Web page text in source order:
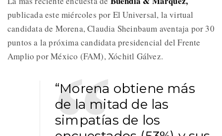
publicada este miércoles por El Universal, la virtual
candidata de Morena, Claudia Sheinbaum aventaja por 30
puntos a la próxima candidata presidencial del Frente
Amplio por México (FAM), Xóchitl Gálvez.
“Morena obtiene más
de la mitad de las
simpatías de los